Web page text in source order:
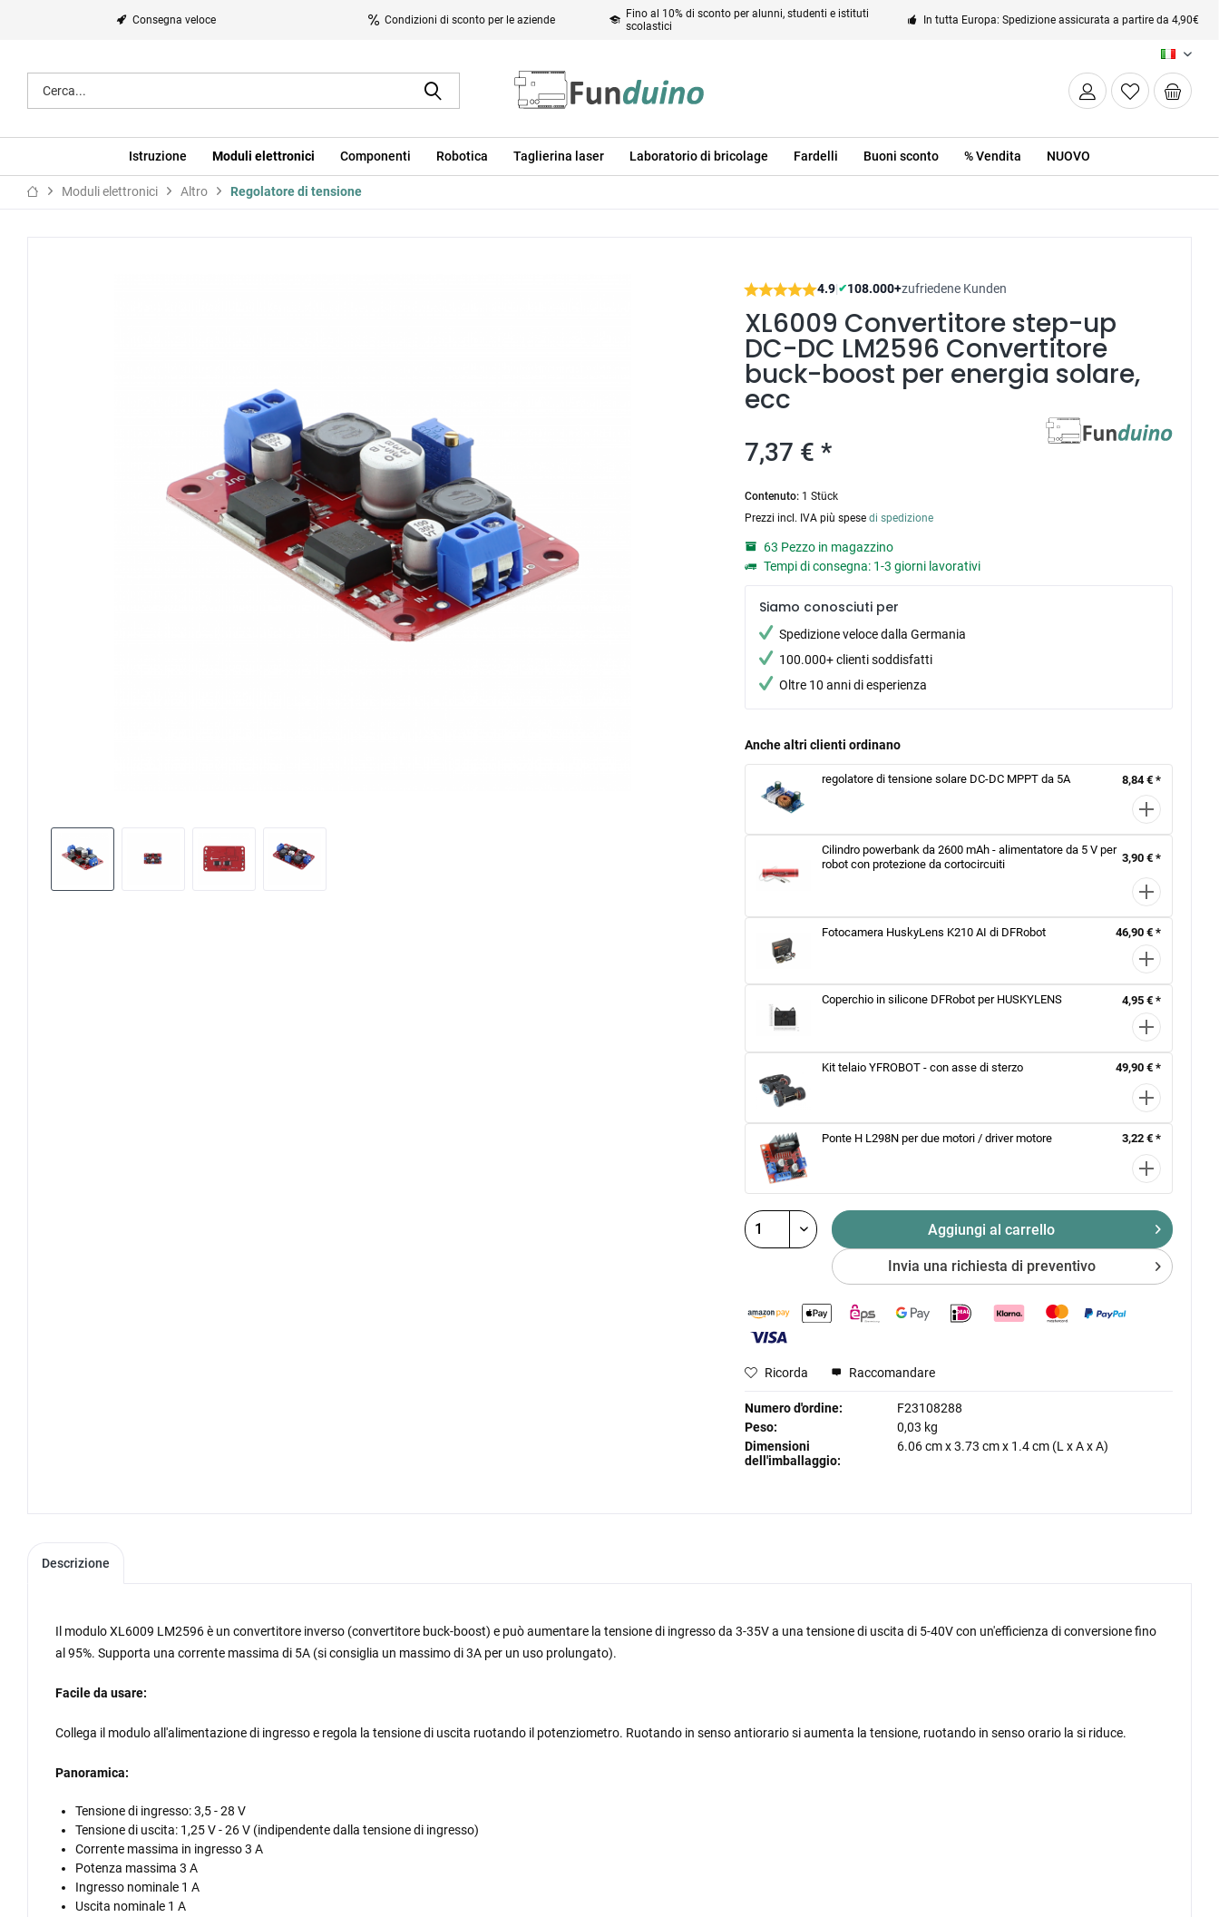
Consegna veloce Condizioni di sconto per le aziende
Fino al 10% di sconto per alunni, studenti e istituti
scolastici
In tutta Europa: Spedizione assicurata a partire da 4,90€
IT
Istruzione Moduli elettronici Componenti Robotica Taglierina laser Laboratorio di bricolage Fardelli Buoni sconto % Vendita NUOVO
Moduli elettronici Altro Regolatore di tensione
4.9|✔108.000+zufriedene Kunden
XL6009 Convertitore step-up
DC-DC LM2596 Convertitore
buck-boost per energia solare,
ecc
7,37 € *
Contenuto: 1 Stück
Prezzi incl. IVA più spesedi spedizione
63 Pezzo in magazzino
Tempi di consegna: 1-3 giorni lavorativi
Siamo conosciuti per
Spedizione veloce dalla Germania
100.000+ clienti soddisfatti
Oltre 10 anni di esperienza
Anche altri clienti ordinano
regolatore di tensione solare DC-DC MPPT da 5A 8,84 € *
Cilindro powerbank da 2600 mAh - alimentatore da 5 V per
robot con protezione da cortocircuiti
3,90 € *
Fotocamera HuskyLens K210 AI di DFRobot 46,90 € *
Coperchio in silicone DFRobot per HUSKYLENS 4,95 € *
Kit telaio YFROBOT - con asse di sterzo 49,90 € *
Ponte H L298N per due motori / driver motore 3,22 € *
Aggiungi al carrello
Invia una richiesta di preventivo
Ricorda Raccomandare
Numero d'ordine:
F23108288
Peso:
0,03 kg
Dimensioni
dell'imballaggio:
6.06 cmx3.73 cmx 1.4 cm (L x A x A)
Descrizione
Il modulo XL6009 LM2596 è un convertitore inverso (convertitore buck-boost) e può aumentare la tensione di ingresso da 3-35V a una tensione di uscita di 5-40V con un'efficienza di conversione fino
al 95%. Supporta una corrente massima di 5A (si consiglia un massimo di 3A per un uso prolungato).
Facile da usare:
Collega il modulo all'alimentazione di ingresso e regola la tensione di uscita ruotando il potenziometro. Ruotando in senso antiorario si aumenta la tensione, ruotando in senso orario la si riduce.
Panoramica:
Tensione di ingresso: 3,5 - 28 V
Tensione di uscita: 1,25 V - 26 V (indipendente dalla tensione di ingresso)
Corrente massima in ingresso 3 A
Potenza massima 3 A
Ingresso nominale 1 A
Uscita nominale 1 A